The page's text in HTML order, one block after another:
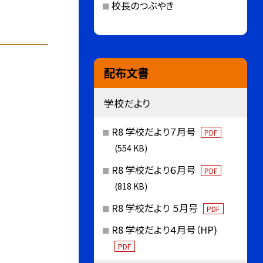
校長のつぶやき
配布文書
学校だより
R8 学校だより７月号 PDF
(554 KB)
R8 学校だより６月号 PDF
(818 KB)
R8 学校だより ５月号 PDF
R8 学校だより４月号（HP)
PDF